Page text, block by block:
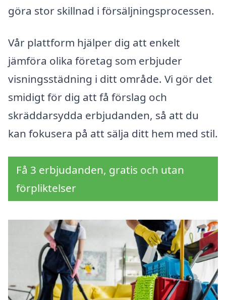
göra stor skillnad i försäljningsprocessen.
Vår plattform hjälper dig att enkelt
jämföra olika företag som erbjuder
visningsstädning i ditt område. Vi gör det
smidigt för dig att få förslag och
skräddarsydda erbjudanden, så att du
kan fokusera på att sälja ditt hem med stil.
Få 3 erbjudanden, gratis och utan
förpliktelser